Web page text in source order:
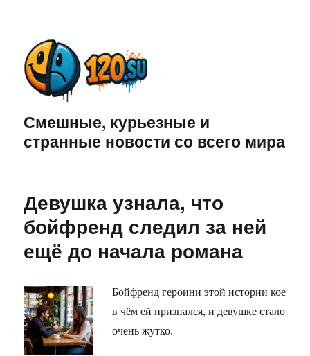
Смешные, курьезные и
странные новости со всего мира
Девушка узнала, что
бойфренд следил за ней
ещё до начала романа
Бойфренд героини этой истории кое
в чём ей признался, и девушке стало
очень жутко.